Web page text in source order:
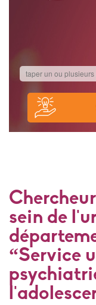
sein de
“Service